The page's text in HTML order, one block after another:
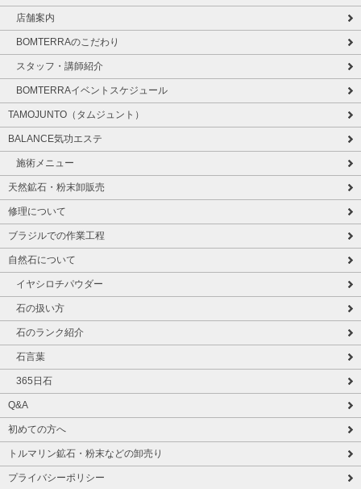
店舗案内
BOMTERRAのこだわり
スタッフ・講師紹介
BOMTERRAイベントスケジュール
TAMOJUNTO（タムジュント）
BALANCE気功エステ
施術メニュー
天然鉱石・粉末卸販売
修理について
ブラジルでの作業工程
自然石について
イヤシロチパウダー
石の扱い方
石のランク紹介
石言葉
365日石
Q&A
初めての方へ
トルマリン鉱石・粉末などの卸売り
プライバシーポリシー